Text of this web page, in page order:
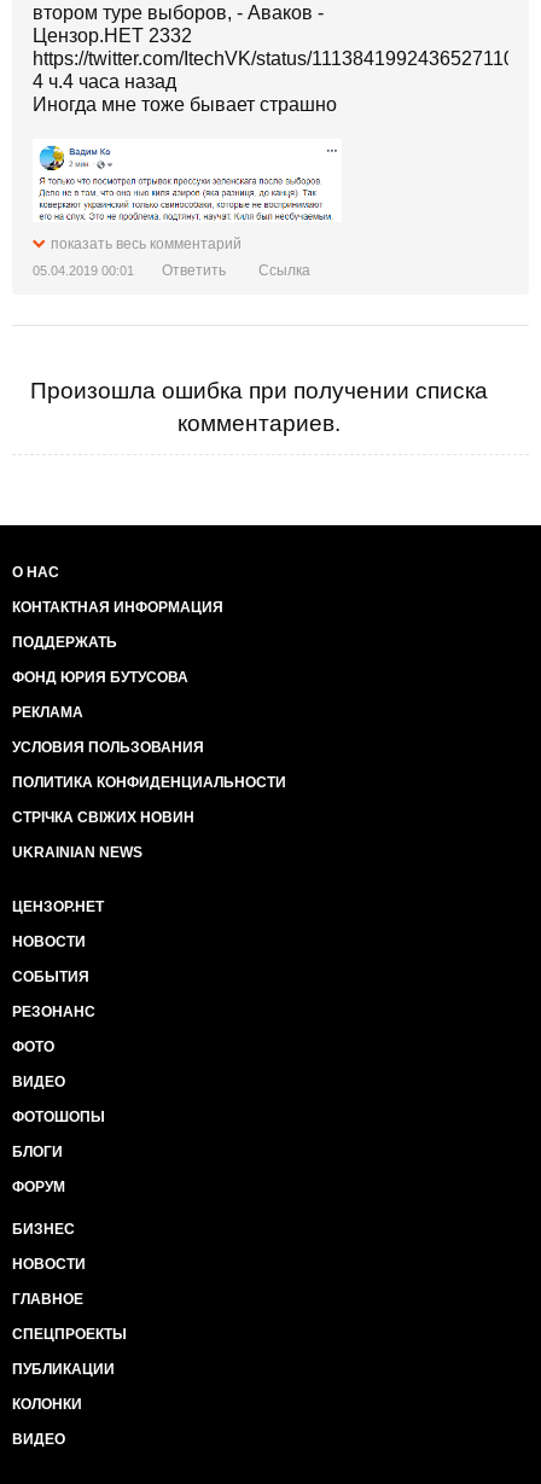
https://twitter.com/ItechVK/status/1113841992436527110
4 ч.4 часа назад
Иногда мне тоже бывает страшно
показать весь комментарий
05.04.2019 00:01 Ответить Ссылка
Произошла ошибка при получении списка
комментариев.
О НАС
КОНТАКТНАЯ ИНФОРМАЦИЯ
ПОДДЕРЖАТЬ
ФОНД ЮРИЯ БУТУСОВА
РЕКЛАМА
УСЛОВИЯ ПОЛЬЗОВАНИЯ
ПОЛИТИКА КОНФИДЕНЦИАЛЬНОСТИ
СТРІЧКА СВІЖИХ НОВИН
UKRAINIAN NEWS
ЦЕНЗОР.НЕТ
НОВОСТИ
СОБЫТИЯ
РЕЗОНАНС
ФОТО
ВИДЕО
ФОТОШОПЫ
БЛОГИ
ФОРУМ
БИЗНЕС
НОВОСТИ
ГЛАВНОЕ
СПЕЦПРОЕКТЫ
ПУБЛИКАЦИИ
КОЛОНКИ
ВИДЕО